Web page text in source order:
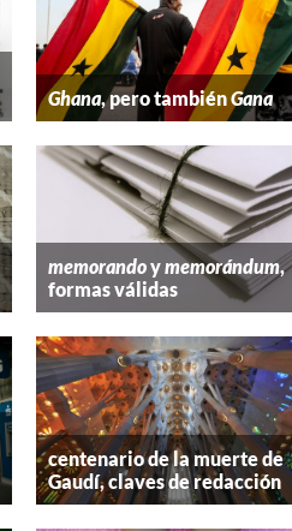
Ghana, pero tambiénGana
memorandoymemorándum,
formas válidas
centenario de la muerte de
Gaudí, claves de redacción